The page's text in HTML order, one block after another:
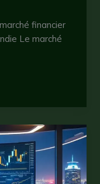
financier
Le marché